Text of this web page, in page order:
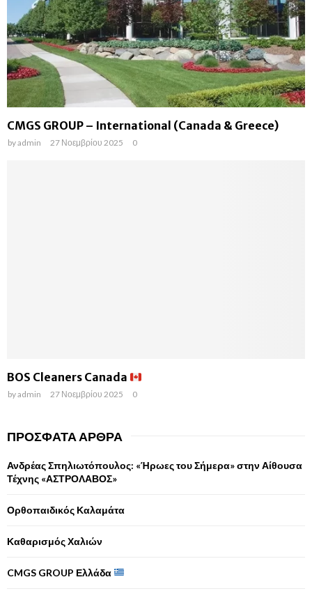
CMGS GROUP – International (Canada & Greece)
byadmin 27 Νοεμβρίου 2025 0
BOS Cleaners Canada
byadmin 27 Νοεμβρίου 2025 0
ΠΡΌΣΦΑΤΑ ΆΡΘΡΑ
Ανδρέας Σπηλιωτόπουλος: «Ήρωες του Σήμερα» στην Αίθουσα
Τέχνης «ΑΣΤΡΟΛΑΒΟΣ»
Ορθοπαιδικός Καλαμάτα
Καθαρισμός Χαλιών
CMGS GROUP Ελλάδα